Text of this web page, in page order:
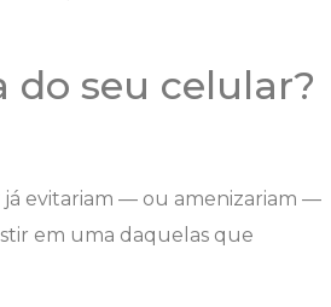
seu celular?
já evitariam — ou amenizariam —
em uma daquelas que